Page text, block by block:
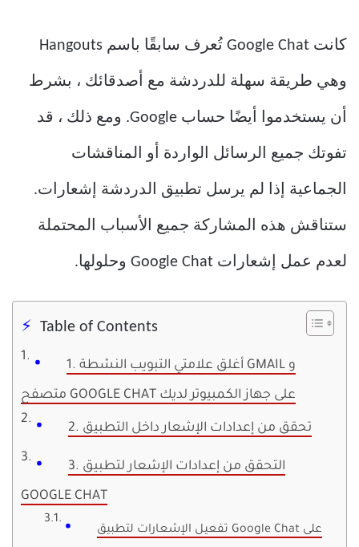
كانت Google Chat تُعرف سابقًا باسم Hangouts
وهي طريقة سهلة للدردشة مع أصدقائك ، بشرط
أن يستخدموا أيضًا حساب Google. ومع ذلك ، قد
تفوتك جميع الرسائل الواردة أو المناقشات
الجماعية إذا لم يرسل تطبيق الدردشة إشعارات.
ستناقش هذه المشاركة جميع الأسباب المحتملة
لعدم عمل إشعارات Google Chat وحلولها.
Table of Contents
1. أغلق علامتي التبويب النشطة GMAIL و
متصفح GOOGLE CHAT على جهاز الكمبيوتر لديك
2. تحقق من إعدادات الإشعار داخل التطبيق
3. التحقق من إعدادات الإشعار لتطبيق
GOOGLE CHAT
تفعيل الإشعارات لتطبيق Google Chat على